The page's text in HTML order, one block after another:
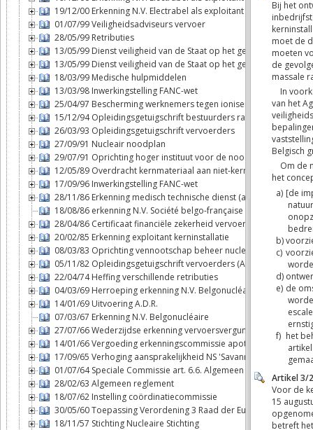
19/12/00 Erkenning N.V. Electrabel als exploitant kerninstallatie
01/07/99 Veiligheidsadviseurs vervoer
28/05/99 Retributies
13/05/99 Dienst veiligheid van de Staat op het gebied van de
13/05/99 Dienst veiligheid van de Staat op het gebied van de
18/03/99 Medische hulpmiddelen
13/03/98 Inwerkingstelling FANC-wet
25/04/97 Bescherming werknemers tegen ioniserende stralingen
15/12/94 Opleidingsgetuigschrift bestuurders radioactieve
26/03/93 Opleidingsgetuigschrift vervoerders
27/09/91 Nucleair noodplan
29/07/91 Oprichting hoger instituut voor de noodplanning
12/05/89 Overdracht kernmateriaal aan niet-kernwapenstaten
17/09/96 Inwerkingstelling FANC-wet
28/11/86 Erkenning medisch technische dienst (art. 6bis, § 2,
18/08/86 erkenning N.V. Société belgo-française d'énergie
28/04/86 Certificaat financiële zekerheid vervoerders
20/02/85 Erkenning exploitant kerninstallatie
08/03/83 Oprichting vennootschap beheer nucleaire
05/11/82 Opleidingsgetuigschrift vervoerders (ADR)
22/04/74 Heffing verschillende retributies
04/03/69 Herroeping erkenning N.V. Belgonucléaire
14/01/69 Uitvoering A.D.R.
07/03/67 Erkenning N.V. Belgonucléaire
27/07/66 Wederzijdse erkenning vervoersvergunningen binnen
14/01/66 Vergoeding erkenningscommissie apothekers
17/09/65 Verhoging aansprakelijkheid NS 'Savannah'
01/07/64 Speciale Commissie art. 6.6. Algemeen reglement
28/02/63 Algemeen reglement
18/07/62 Instelling coördinatiecommissie
30/05/60 Toepassing Verordening 3 Raad der Europese
18/11/57 Stichting Nucleaire Stichting